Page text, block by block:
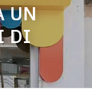
UN
DI